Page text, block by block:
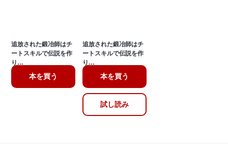
追放された鍛冶師はチ
ートスキルで伝説を作
り…
本を買う
追放された鍛冶師はチ
ートスキルで伝説を作
り…
本を買う
試し読み